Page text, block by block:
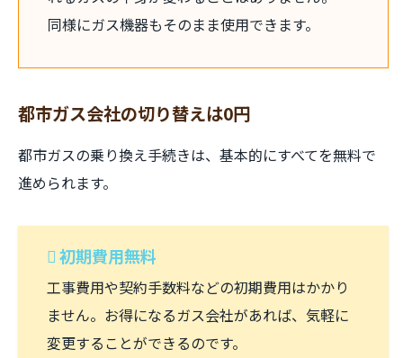
同様にガス機器もそのまま使用できます。
都市ガス会社の切り替えは0円
都市ガスの乗り換え手続きは、基本的にすべてを無料で
進められます。
初期費用無料
工事費用や契約手数料などの初期費用はかかり
ません。お得になるガス会社があれば、気軽に
変更することができるのです。